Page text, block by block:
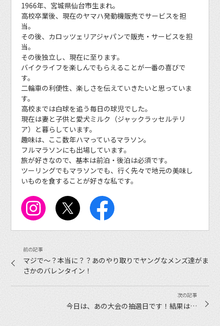
1966年、宮城県仙台市生まれ。
高校卒業後、現在のヤマハ発動機販売でサービスを担
当。
その後、カロッツェリアジャパンで販売・サービスを担
当。
その後独立し、現在に至ります。
バイクライフを楽しんでもらえることが一番の喜びで
す。
二輪車の利便性、楽しさを伝えていきたいと思っていま
す。
高校までは白球を追う毎日の球児でした。
現在は妻と子供と愛犬ミルク（ジャックラッセルテリ
ア）と暮らしています。
趣味は、ここ数年ハマっているマラソン。
フルマラソンにも出場しています。
旅が好きなので、基本は前泊・後泊は必須です。
ツーリングでもマラソンでも、行く先々で地元の美味し
いものを食することが好きな私です。
マジで〜？本当に？？あのやり取りでヤングなメンズ達がま
さかのバレンタイン！
今日は、あの大会の抽選日です！結果は…